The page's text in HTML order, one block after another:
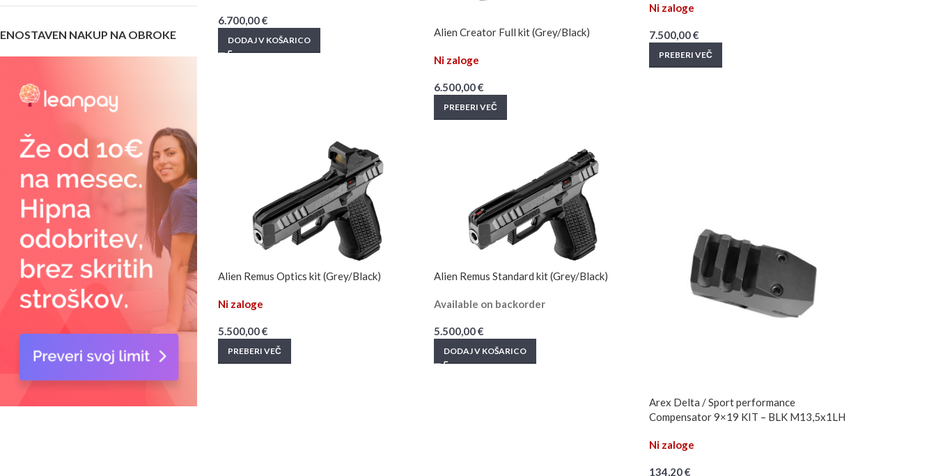
ENOSTAVEN NAKUP NA OBROKE
6.700,00€
DODAJ V KOŠARICO
Alien Creator Full kit (Grey/Black)
Ni zaloge
6.500,00€
PREBERI VEČ
Ni zaloge
7.500,00€
PREBERI VEČ
Alien Remus Optics kit (Grey/Black)
Ni zaloge
5.500,00€
PREBERI VEČ
Alien Remus Standard kit (Grey/Black)
Available on backorder
5.500,00€
DODAJ V KOŠARICO
Arex Delta / Sport performance
Compensator 9×19 KIT – BLK M13,5x1LH
Ni zaloge
134,20€